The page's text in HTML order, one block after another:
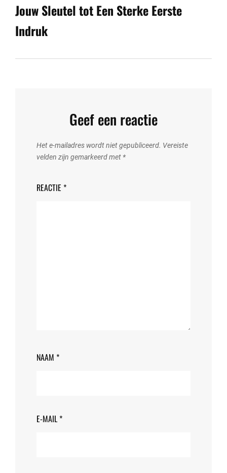
Jouw Sleutel tot Een Sterke Eerste
Indruk
Geef een reactie
Het e-mailadres wordt niet gepubliceerd. Vereiste
velden zijn gemarkeerd met *
REACTIE *
NAAM *
E-MAIL*